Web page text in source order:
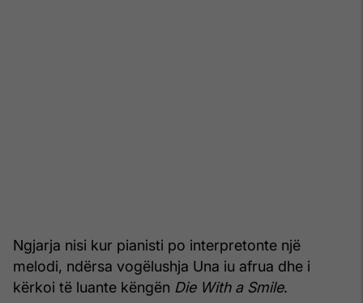
Ngjarja nisi kur pianisti po interpretonte një
melodi, ndërsa vogëlushja Una iu afrua dhe i
kërkoi të luante këngën Die With a Smile.